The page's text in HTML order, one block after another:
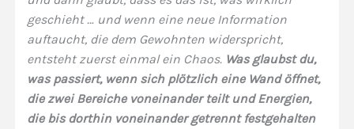
geschieht … und wenn eine neue Information
auftaucht, die dem Gewohnten widerspricht,
entsteht zuerst einmal ein Chaos. Was glaubst du,
was passiert, wenn sich plötzlich eine Wand öffnet,
die zwei Bereiche voneinander teilt und Energien,
die bis dorthin voneinander getrennt festgehalten